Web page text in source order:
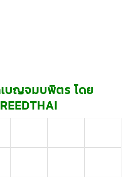
บญจมบพิตร โดย
REEDTHAI